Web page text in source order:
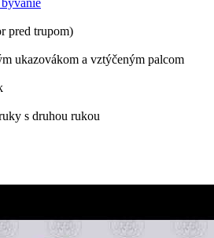
pred trupom)
ukazovákom a vztýčeným palcom
s druhou rukou